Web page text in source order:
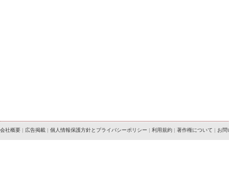
会社概要 | 広告掲載 | 個人情報保護方針とプライバシーポリシー | 利用規約 | 著作権について | お問